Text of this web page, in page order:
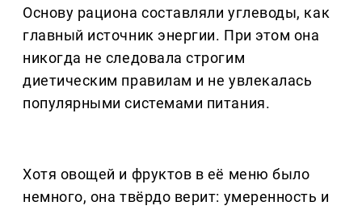
Основу рациона составляли углеводы, как
главный источник энергии. При этом она
никогда не следовала строгим
диетическим правилам и не увлекалась
популярными системами питания.
Хотя овощей и фруктов в её меню было
немного, она твёрдо верит: умеренность и